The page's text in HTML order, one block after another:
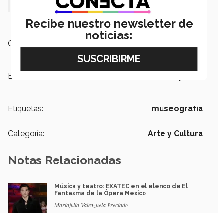
Campus:
Escuelas:
Etiquetas: museografía
Categoría: Arte y Cultura
Notas Relacionadas
Música y teatro: EXATEC en el elenco de El
Fantasma de la Ópera Mexico
Mariajulia Valenzuela Preciado
Recibe nuestro newsletter de
noticias: